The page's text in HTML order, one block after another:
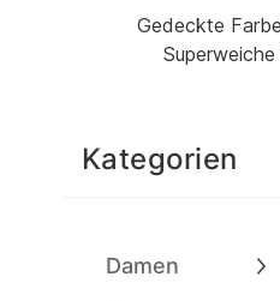
Gedeckte
Kategorien
Damen